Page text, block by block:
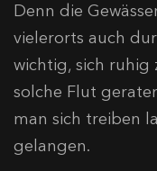
Denn die
vielerorts auch
wichtig, sich ruhig
solche Flut
man sich treiben
gelangen.